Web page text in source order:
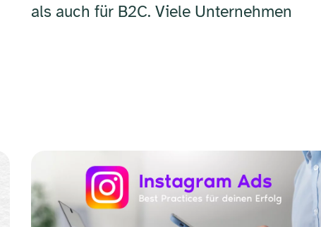
als auch für B2C. Viele Unternehmen